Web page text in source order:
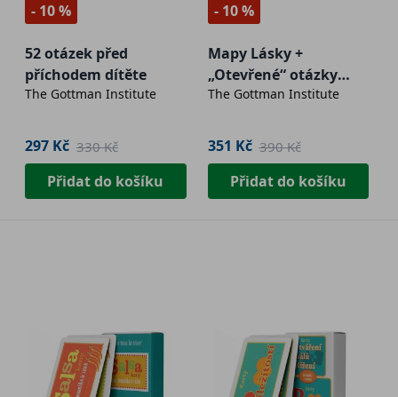
- 10 %
52 otázek před
příchodem dítěte
The Gottman Institute
297 Kč 330 Kč
Přidat do košíku
- 10 %
Mapy Lásky +
„Otevřené“ otázky
(dva balíčky karet v
The Gottman Institute
351 Kč 390 Kč
Přidat do košíku